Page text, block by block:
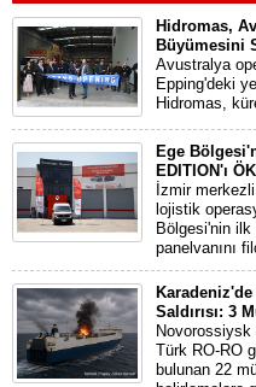
Hidromas,
Büyümesini
Avustralya
Epping'deki
Hidromas,
Ege
EDITION'ı
İzmir
lojistik
Bölgesi'nin
panelvanını
Saldırısı: 3
Novorossiysk
Türk RO-RO
bulunan 22